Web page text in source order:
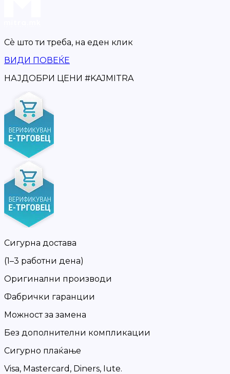
Сè што ти треба, на еден клик
ВИДИ ПОВЕЌЕ
НАЈДОБРИ ЦЕНИ #KAJMITRA
Сигурна достава
(1–3 работни дена)
Оригинални производи
Фабрички гаранции
Можност за замена
Без дополнителни компликации
Сигурно плаќање
Visa, Mastercard, Diners, Iute.